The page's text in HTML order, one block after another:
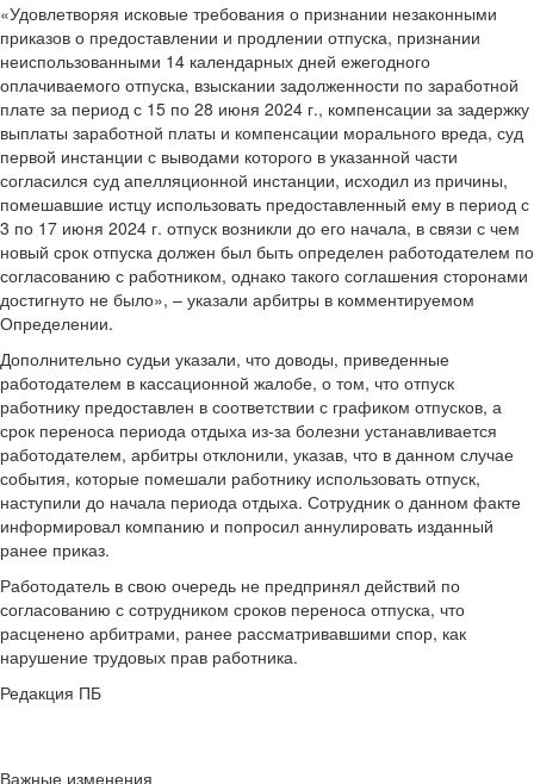
«Удовлетворяя исковые требования о признании незаконными
приказов о предоставлении и продлении отпуска, признании
неиспользованными 14 календарных дней ежегодного
оплачиваемого отпуска, взыскании задолженности по заработной
плате за период с 15 по 28 июня 2024 г., компенсации за задержку
выплаты заработной платы и компенсации морального вреда, суд
первой инстанции с выводами которого в указанной части
согласился суд апелляционной инстанции, исходил из причины,
помешавшие истцу использовать предоставленный ему в период с
3 по 17 июня 2024 г. отпуск возникли до его начала, в связи с чем
новый срок отпуска должен был быть определен работодателем по
согласованию с работником, однако такого соглашения сторонами
достигнуто не было», – указали арбитры в комментируемом
Определении.
Дополнительно судьи указали, что доводы, приведенные
работодателем в кассационной жалобе, о том, что отпуск
работнику предоставлен в соответствии с графиком отпусков, а
срок переноса периода отдыха из-за болезни устанавливается
работодателем, арбитры отклонили, указав, что в данном случае
события, которые помешали работнику использовать отпуск,
наступили до начала периода отдыха. Сотрудник о данном факте
информировал компанию и попросил аннулировать изданный
ранее приказ.
Работодатель в свою очередь не предпринял действий по
согласованию с сотрудником сроков переноса отпуска, что
расценено арбитрами, ранее рассматривавшими спор, как
нарушение трудовых прав работника.
Редакция ПБ
Важные изменения